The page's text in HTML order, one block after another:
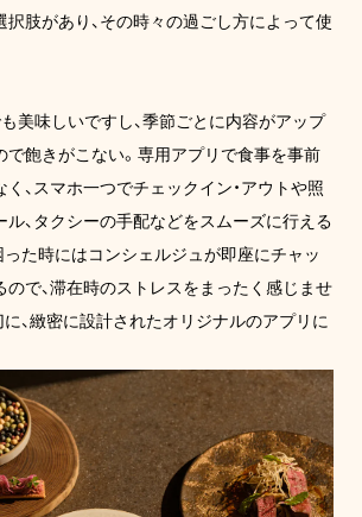
肢があり、その時々の過ごし方によって使
美味しいですし、季節ごとに内容がアップ
飽きがこない。専用アプリで食事を事前
、スマホ一つでチェックイン・アウトや照
、タクシーの手配などをスムーズに行える
た時にはコンシェルジュが即座にチャッ
ので、滞在時のストレスをまったく感じませ
、緻密に設計されたオリジナルのアプリに